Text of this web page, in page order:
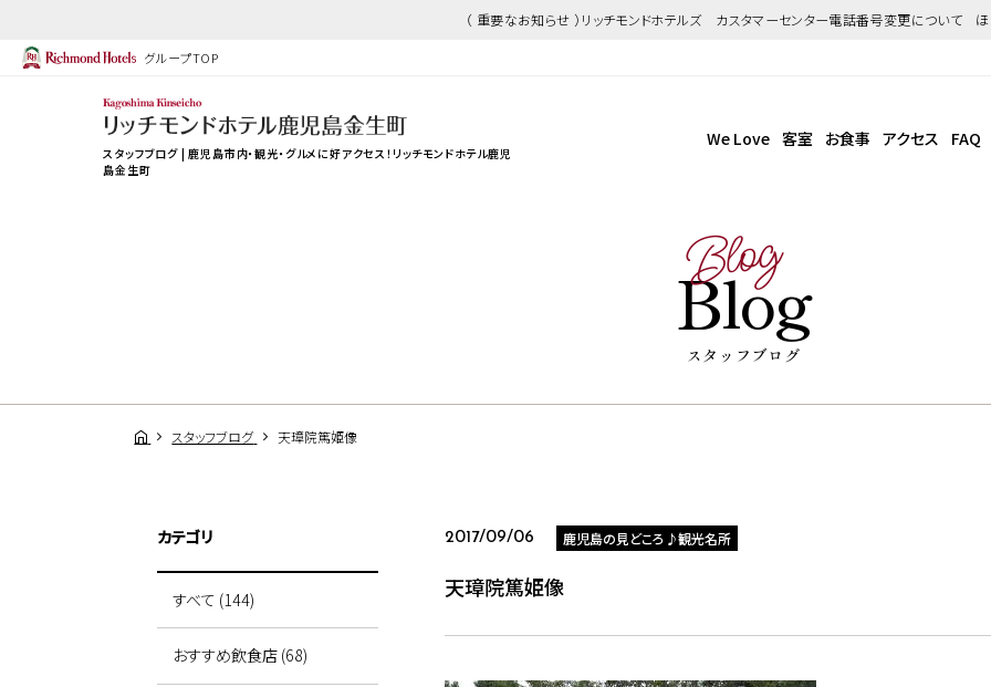
（ 重要なお知らせ ）リッチモンドホテルズ カスタマーセンター電話番号変更について
グループTOP
スタッフブログ | 鹿児島市内・観光・グルメに好アクセス！リッチモンドホテル鹿児
島金生町
We Love 客室 お食事 アクセス FAQ
Blog
Blog
スタッフブログ
スタッフブログ 天璋院篤姫像
2017/09/06 鹿児島の見どころ♪観光名所
天璋院篤姫像
カテゴリ
すべて (144)
おすすめ飲食店 (68)